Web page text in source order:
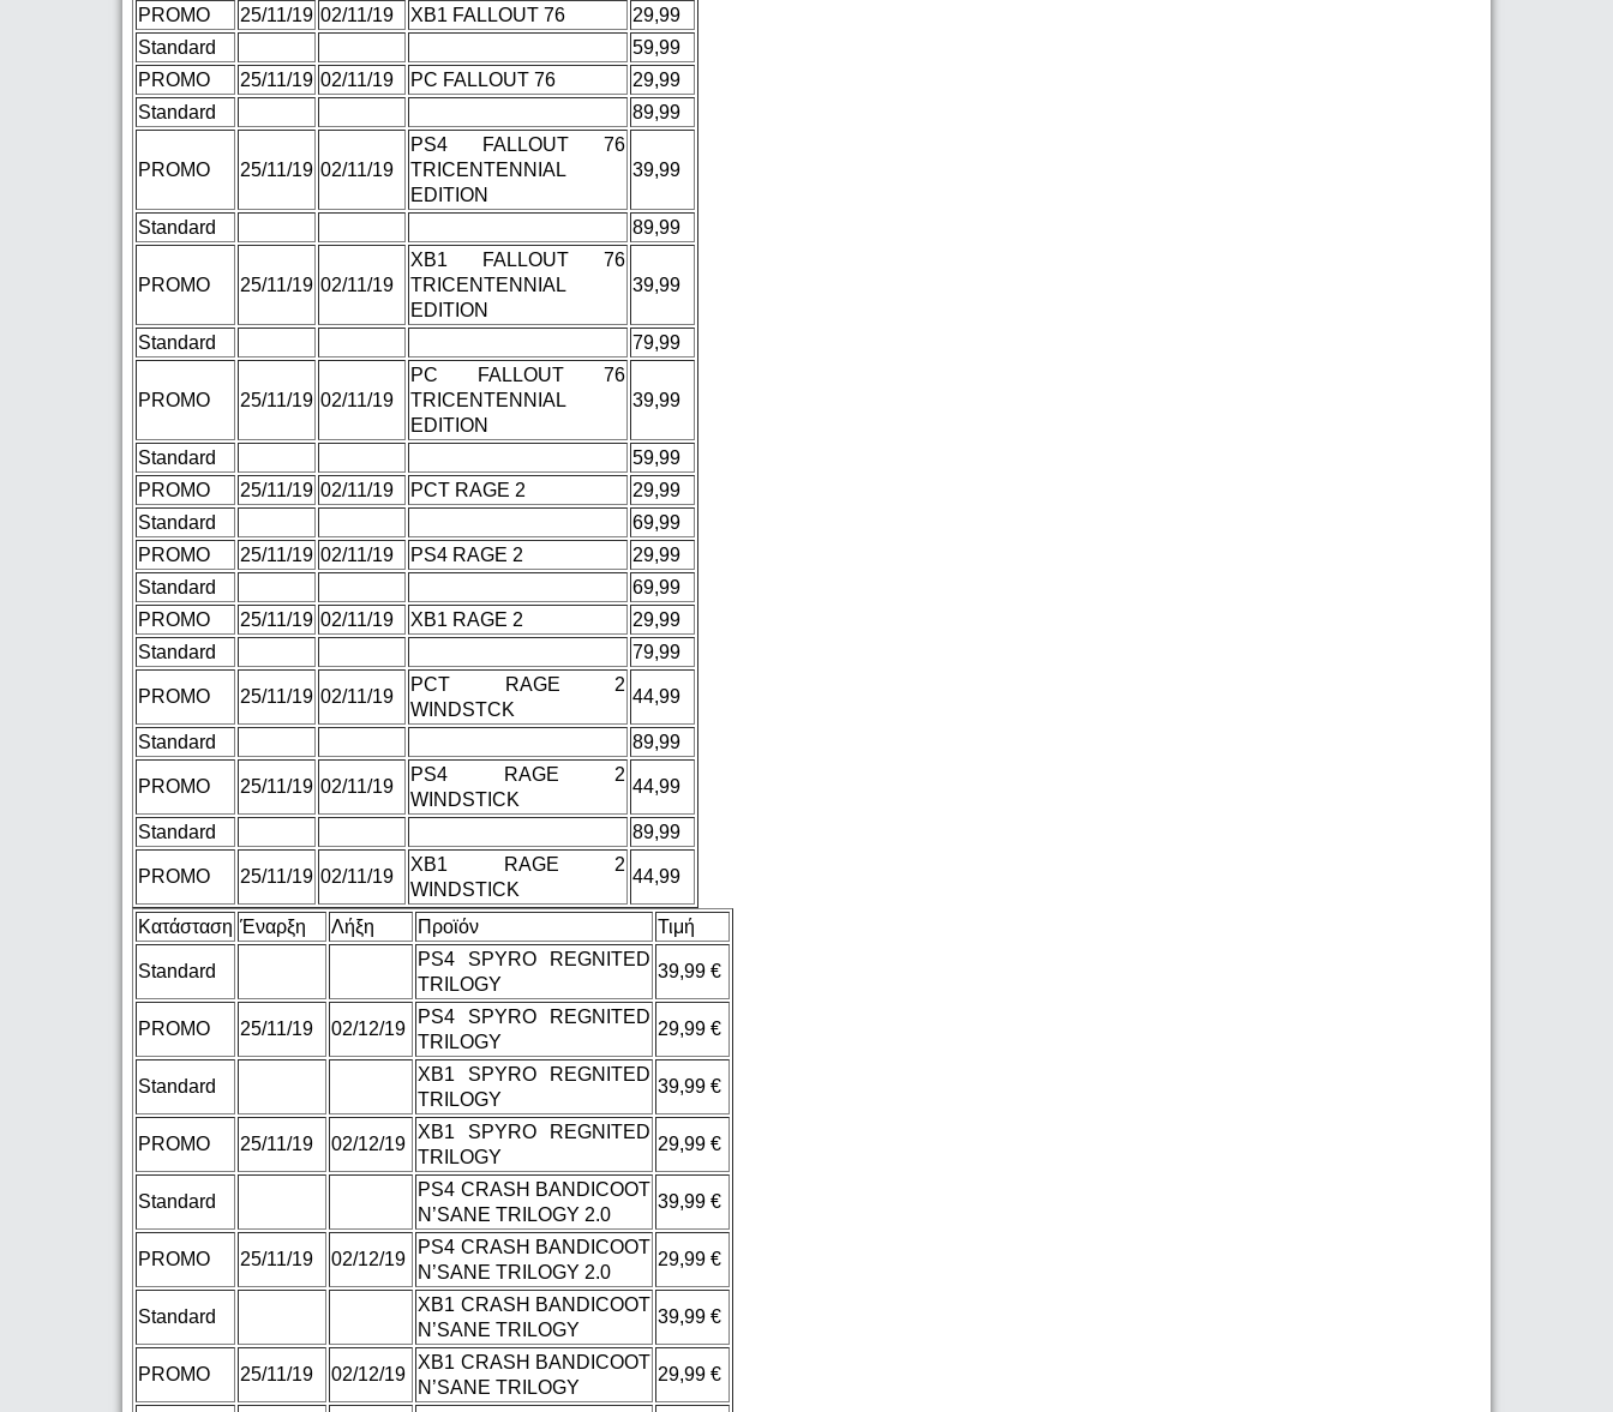
PROMO
25/11/19 02/11/19 XB1 FALLOUT 76
29,99
Standard
59,99
PROMO
25/11/19 02/11/19 PC FALLOUT 76
29,99
Standard
89,99
PROMO 25/11/19 02/11/19
PS4 FALLOUT 76
TRICENTENNIAL
EDITION
39,99
Standard 89,99
PROMO 25/11/19 02/11/19
XB1 FALLOUT 76
TRICENTENNIAL
EDITION
39,99
Standard 79,99
PROMO 25/11/19 02/11/19
PC FALLOUT 76
TRICENTENNIAL
EDITION
39,99
Standard
59,99
PROMO
25/11/19 02/11/19 PCT RAGE 2
29,99
Standard
69,99
PROMO
25/11/19 02/11/19 PS4 RAGE 2
29,99
Standard
69,99
PROMO
25/11/19 02/11/19 XB1 RAGE 2
29,99
Standard
79,99
PROMO 25/11/19 02/11/19
PCT RAGE 2
WINDSTCK
44,99
Standard 89,99
PROMO 25/11/19 02/11/19
PS4 RAGE 2
WINDSTICK
44,99
Standard 89,99
PROMO 25/11/19 02/11/19
XB1 RAGE 2
WINDSTICK
44,99
Κατάσταση Έναρξη Λήξη Προϊόν Τιμή
Standard
PS4 SPYRO REGNITED
TRILOGY
39,99 €
PROMO 25/11/19 02/12/19
PS4 SPYRO REGNITED
TRILOGY
29,99 €
Standard
XB1 SPYRO REGNITED
TRILOGY
39,99 €
PROMO 25/11/19 02/12/19
XB1 SPYRO REGNITED
TRILOGY
29,99 €
Standard
PS4 CRASH BANDICOOT
N’SANE TRILOGY 2.0
39,99 €
PROMO 25/11/19 02/12/19
PS4 CRASH BANDICOOT
N’SANE TRILOGY 2.0
29,99 €
Standard
XB1 CRASH BANDICOOT
N’SANE TRILOGY
39,99 €
PROMO 25/11/19 02/12/19
XB1 CRASH BANDICOOT
N’SANE TRILOGY
29,99 €